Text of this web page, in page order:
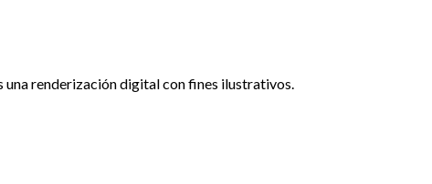
una renderización digital con fines ilustrativos.